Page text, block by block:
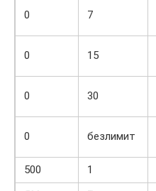
0 7
0 15
0 30
0 безлимит
500 1